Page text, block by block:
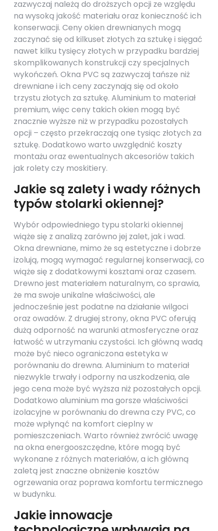
zazwyczaj należą do droższych opcji ze względu
na wysoką jakość materiału oraz konieczność ich
konserwacji. Ceny okien drewnianych mogą
zaczynać się od kilkuset złotych za sztukę i sięgać
nawet kilku tysięcy złotych w przypadku bardziej
skomplikowanych konstrukcji czy specjalnych
wykończeń. Okna PVC są zazwyczaj tańsze niż
drewniane i ich ceny zaczynają się od około
trzystu złotych za sztukę. Aluminium to materiał
premium, więc ceny takich okien mogą być
znacznie wyższe niż w przypadku pozostałych
opcji – często przekraczają one tysiąc złotych za
sztukę. Dodatkowo warto uwzględnić koszty
montażu oraz ewentualnych akcesoriów takich
jak rolety czy moskitiery.
Jakie są zalety i wady różnych
typów stolarki okiennej?
Wybór odpowiedniego typu stolarki okiennej
wiąże się z analizą zarówno jej zalet, jak i wad.
Okna drewniane, mimo że są estetyczne i dobrze
izolują, mogą wymagać regularnej konserwacji, co
wiąże się z dodatkowymi kosztami oraz czasem.
Drewno jest materiałem naturalnym, co sprawia,
że ma swoje unikalne właściwości, ale
jednocześnie jest podatne na działanie wilgoci
oraz owadów. Z drugiej strony, okna PVC oferują
dużą odporność na warunki atmosferyczne oraz
łatwość w utrzymaniu czystości. Ich główną wadą
może być nieco ograniczona estetyka w
porównaniu do drewna. Aluminium to materiał
niezwykle trwały i odporny na uszkodzenia, ale
jego cena może być wyższa niż pozostałych opcji.
Dodatkowo aluminium ma gorsze właściwości
izolacyjne w porównaniu do drewna czy PVC, co
może wpłynąć na komfort cieplny w
pomieszczeniach. Warto również zwrócić uwagę
na okna energooszczędne, które mogą być
wykonane z różnych materiałów, a ich główną
zaletą jest znaczne obniżenie kosztów
ogrzewania oraz poprawa komfortu termicznego
w budynku.
Jakie innowacje